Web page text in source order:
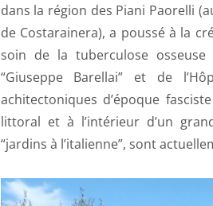
dans la région des Piani Paorelli
de Costarainera), a poussé à la
soin de la tuberculose
“Giuseppe Barellai” et de
achitectoniques d’époque
littoral et à l’intérieur d’un
“jardins à l’italienne”, sont